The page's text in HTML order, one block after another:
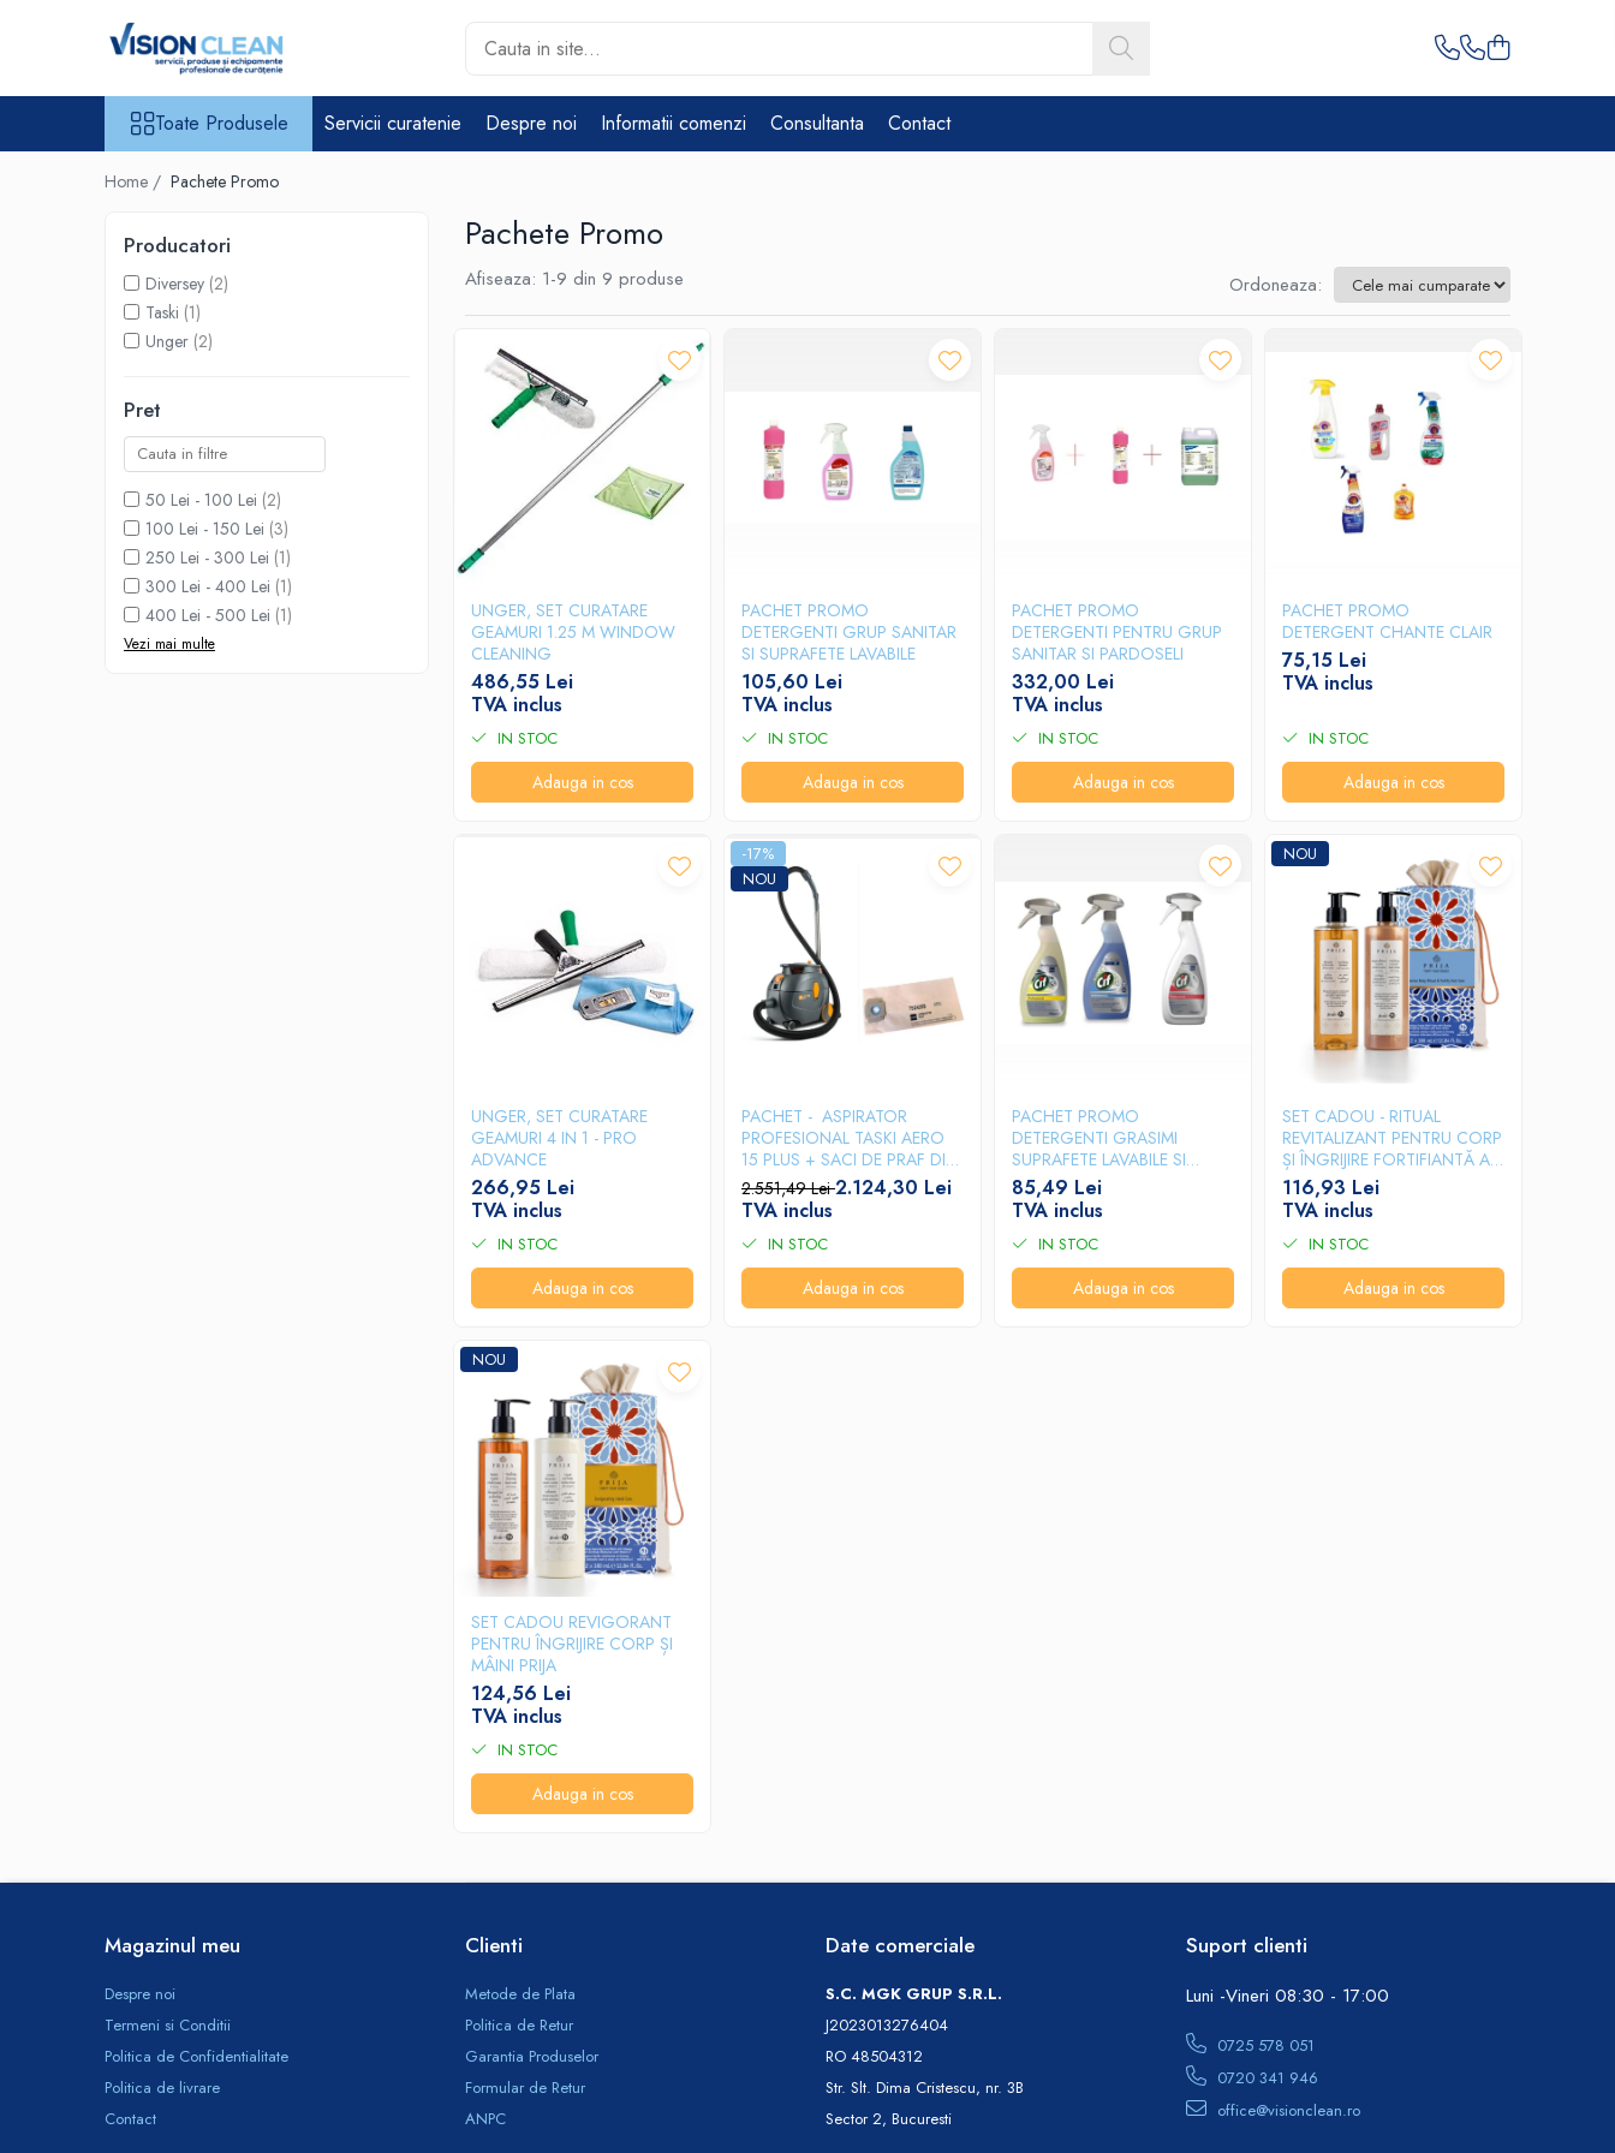
Aspiratoare si masini curatenie
profesionale
Aspiratoare injectie - extractie
Aspiratoare profesionale de
lichide si praf
Echipament de curatat cu presiune
Monodiscuri profesionale
Detergenti profesionali
Accesorii detergenti, pompe,
pulverizatoare
Detergenti bucatarie
Hartie igienica
Prosoape hartie pliate
Pungi igienice
Role hartie industriala
Role prosop hartie
Servetele masa & faciale
Toate Produsele Servicii curatenie Despre noi Informatii comenzi Consultanta Contact
Home / Pachete Promo
Pachete Promo
Producatori
Diversey (2)
Taski (1)
Unger (2)
Pret
50 Lei - 100 Lei (2)
100 Lei - 150 Lei (3)
250 Lei - 300 Lei (1)
300 Lei - 400 Lei (1)
400 Lei - 500 Lei (1)
Vezi mai multe
Afiseaza: 1-9 din 9 produse Ordoneaza:
UNGER, SET CURATARE
GEAMURI 1.25 M WINDOW
CLEANING
486,55 Lei
TVA inclus
IN STOC
Adauga in cos
PACHET PROMO
DETERGENTI GRUP SANITAR
SI SUPRAFETE LAVABILE
105,60 Lei
TVA inclus
IN STOC
Adauga in cos
PACHET PROMO
DETERGENTI PENTRU GRUP
SANITAR SI PARDOSELI
332,00 Lei
TVA inclus
IN STOC
Adauga in cos
PACHET PROMO
DETERGENT CHANTE CLAIR
75,15 Lei
TVA inclus
IN STOC
Adauga in cos
UNGER, SET CURATARE
GEAMURI 4 IN 1 - PRO
ADVANCE
266,95 Lei
TVA inclus
IN STOC
Adauga in cos
-17%
NOU
PACHET - ASPIRATOR
PROFESIONAL TASKI AERO
15 PLUS + SACI DE PRAF DIN
HARTIE TASKI AERO10
BUCATI/SET
2.551,49 Lei2.124,30 Lei
TVA inclus
IN STOC
Adauga in cos
PACHET PROMO
DETERGENTI GRASIMI
SUPRAFETE LAVABILE SI
GRUP SANITAR
85,49 Lei
TVA inclus
IN STOC
Adauga in cos
NOU
SET CADOU - RITUAL
REVITALIZANT PENTRU CORP
ȘI ÎNGRIJIRE FORTIFIANTĂ A
PĂRULUI PRIJA
116,93 Lei
TVA inclus
IN STOC
Adauga in cos
NOU
SET CADOU REVIGORANT
PENTRU ÎNGRIJIRE CORP ȘI
MÂINI PRIJA
124,56 Lei
TVA inclus
IN STOC
Adauga in cos
Magazinul meu
Despre noi
Termeni si Conditii
Politica de Confidentialitate
Politica de livrare
Contact
Clienti
Metode de Plata
Politica de Retur
Garantia Produselor
Formular de Retur
ANPC
Date comerciale
S.C. MGK GRUP S.R.L.
J2023013276404
RO 48504312
Str. Slt. Dima Cristescu, nr. 3B
Sector 2, Bucuresti
Suport clienti
Luni -Vineri 08:30 - 17:00
0725 578 051
0720 341 946
office@visionclean.ro